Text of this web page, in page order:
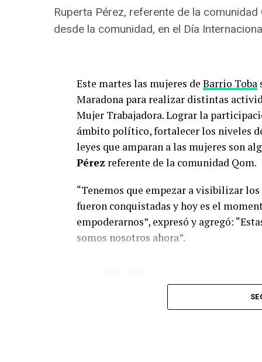
Ruperta Pérez, referente de la
desde la comunidad, en el Día
Este martes las mujeres de Barrio Toba
Maradona para realizar distintas
Mujer Trabajadora. Lograr la
ámbito político, fortalecer los niveles
leyes que amparan a las mujeres son
Pérez referente de la comunidad Qom.
“Tenemos que empezar a visibilizar
fueron conquistadas y hoy es el
empoderarnos”, expresó y agregó:
somos nosotros ahora”.